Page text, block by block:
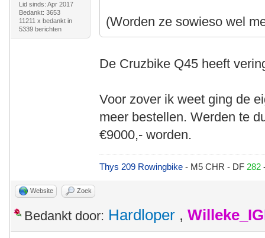
Lid sinds: Apr 2017
Bedankt: 3653
11211 x bedankt in
5339 berichten
(Worden ze sowieso wel
De Cruzbike Q45 heeft
Voor zover ik weet ging de
meer bestellen. Werden te
€9000,- worden.
Thys 209 Rowingbike- M5 CHR - DF 282
Website Zoek
Bedankt door: Hardloper ,